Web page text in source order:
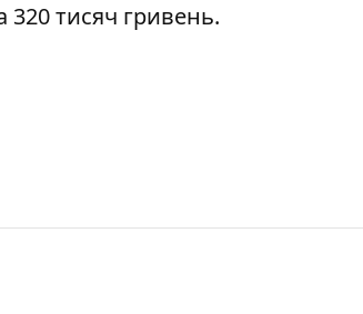
тисяч гривень.